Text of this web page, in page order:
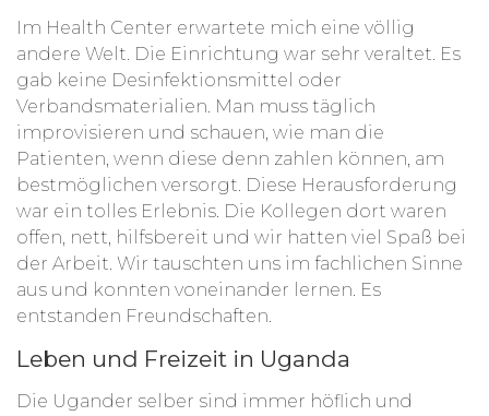
Im Health Center erwartete mich eine völlig
andere Welt. Die Einrichtung war sehr veraltet. Es
gab keine Desinfektionsmittel oder
Verbandsmaterialien. Man muss täglich
improvisieren und schauen, wie man die
Patienten, wenn diese denn zahlen können, am
bestmöglichen versorgt. Diese Herausforderung
war ein tolles Erlebnis. Die Kollegen dort waren
offen, nett, hilfsbereit und wir hatten viel Spaß bei
der Arbeit. Wir tauschten uns im fachlichen Sinne
aus und konnten voneinander lernen. Es
entstanden Freundschaften.
Leben und Freizeit in Uganda
Die Ugander selber sind immer höflich und